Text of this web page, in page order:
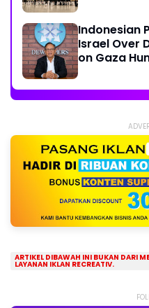
Indonesian
Israel Over
on Gaza
ARTIKEL DIBAWAH INI BUKAN DARI
LAYANAN IKLAN RECREATIV.